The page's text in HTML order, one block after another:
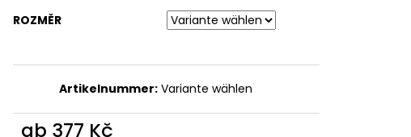
ROZMĚR
Artikelnummer: Variante wählen
ab 377 Kč
MANDALAY S072